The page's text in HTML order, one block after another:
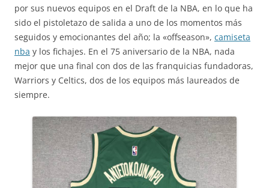
por sus nuevos equipos en el Draft de la NBA, en lo que ha
sido el pistoletazo de salida a uno de los momentos más
seguidos y emocionantes del año; la «offseason», camiseta
nba y los fichajes. En el 75 aniversario de la NBA, nada
mejor que una final con dos de las franquicias fundadoras,
Warriors y Celtics, dos de los equipos más laureados de
siempre.